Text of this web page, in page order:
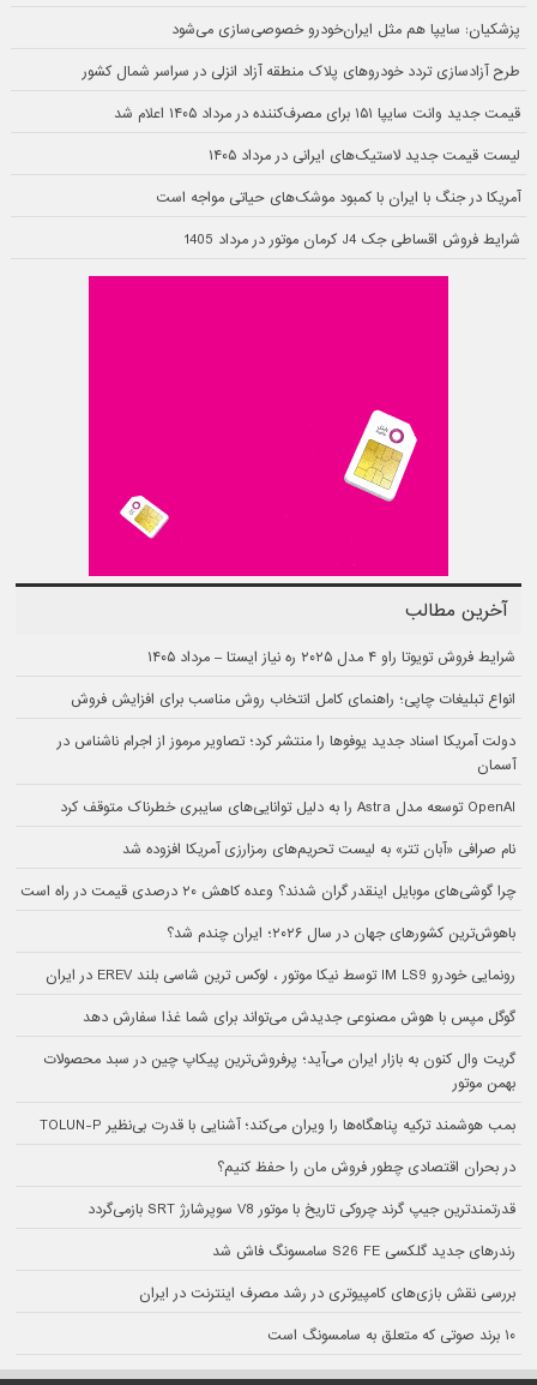
پزشکیان: سایپا هم مثل ایران‌خودرو خصوصی‌سازی می‌شود
طرح آزادسازی تردد خودروهای پلاک منطقه آزاد انزلی در سراسر شمال کشور
قیمت جدید وانت سایپا ۱۵۱ برای مصرف‌کننده در مرداد ۱۴۰۵ اعلام شد
لیست قیمت جدید لاستیک‌های ایرانی در مرداد ۱۴۰۵
آمریکا در جنگ با ایران با کمبود موشک‌های حیاتی مواجه است
شرایط فروش اقساطی جک J4 کرمان موتور در مرداد 1405
آخرین مطالب
شرایط فروش تویوتا راو ۴ مدل ۲۰۲۵ ره نیاز ایستا – مرداد ۱۴۰۵
انواع تبلیغات چاپی؛ راهنمای کامل انتخاب روش مناسب برای افزایش فروش
دولت آمریکا اسناد جدید یوفوها را منتشر کرد؛ تصاویر مرموز از اجرام ناشناس در
آسمان
OpenAI توسعه مدل Astra را به دلیل توانایی‌های سایبری خطرناک متوقف کرد
نام صرافی «آبان‌ تتر» به لیست تحریم‌های رمزارزی آمریکا افزوده شد
چرا گوشی‌های موبایل اینقدر گران شدند؟ وعده کاهش ۲۰ درصدی قیمت در راه است
باهوش‌ترین کشورهای جهان در سال ۲۰۲۶؛ ایران چندم شد؟
رونمایی خودرو IM LS9 توسط نیکا موتور ، لوکس ترین شاسی بلند EREV در ایران
گوگل مپس با هوش مصنوعی جدیدش می‌تواند برای شما غذا سفارش دهد
گریت وال کنون به بازار ایران می‌آید؛ پرفروش‌ترین پیکاپ چین در سبد محصولات
بهمن موتور
بمب هوشمند ترکیه پناهگاه‌ها را ویران می‌کند؛ آشنایی با قدرت بی‌نظیر TOLUN-P
در بحران اقتصادی چطور فروش مان را حفظ کنیم؟
قدرتمندترین جیپ گرند چروکی تاریخ با موتور V8 سوپرشارژ SRT بازمی‌گردد
رندرهای جدید گلکسی S26 FE سامسونگ فاش شد
بررسی نقش بازی‌های کامپیوتری در رشد مصرف اینترنت در ایران
۱۰ برند صوتی که متعلق به سامسونگ است